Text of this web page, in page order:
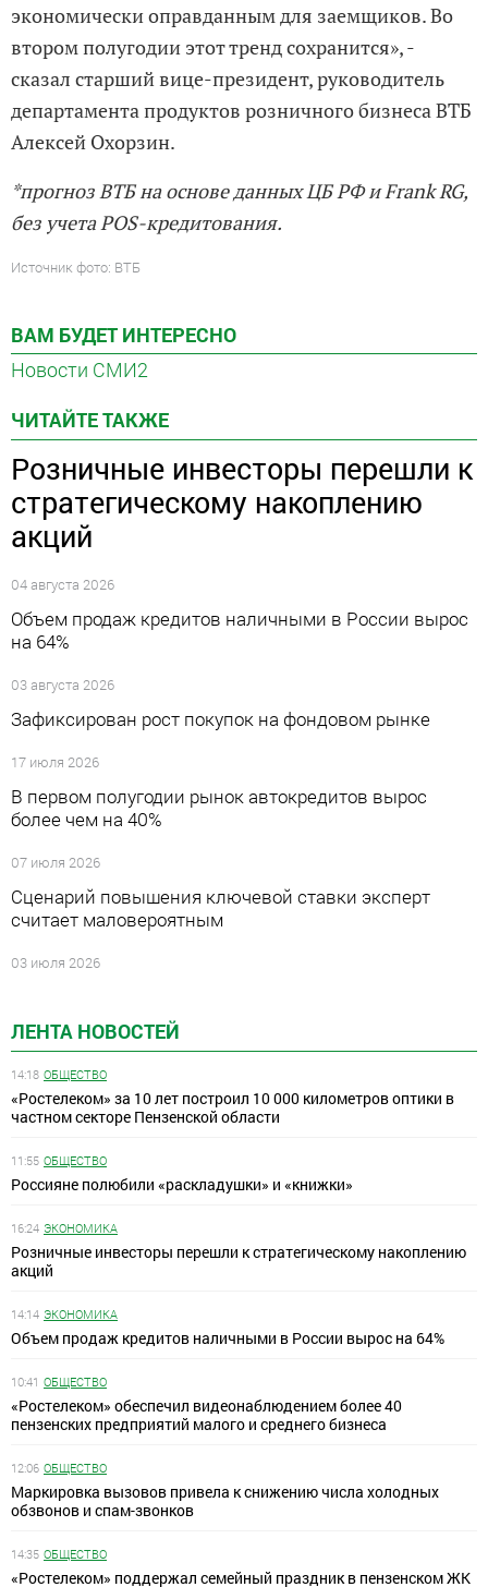
ЛЕНТА НОВОСТЕЙ
14:18 ОБЩЕСТВО
«Ростелеком» за 10 лет построил 10 000 километров оптики в
частном секторе Пензенской области
11:55 ОБЩЕСТВО
Россияне полюбили «раскладушки» и «книжки»
16:24 ЭКОНОМИКА
Розничные инвесторы перешли к стратегическому накоплению
акций
14:14 ЭКОНОМИКА
Объем продаж кредитов наличными в России вырос на 64%
10:41 ОБЩЕСТВО
«Ростелеком» обеспечил видеонаблюдением более 40
пензенских предприятий малого и среднего бизнеса
12:06 ОБЩЕСТВО
Маркировка вызовов привела к снижению числа холодных
обзвонов и спам-звонков
14:35 ОБЩЕСТВО
«Ростелеком» поддержал семейный праздник в пензенском ЖК
экономически оправданным для заемщиков. Во
втором полугодии этот тренд сохранится», -
сказал старший вице-президент, руководитель
департамента продуктов розничного бизнеса ВТБ
Алексей Охорзин.
*прогноз ВТБ на основе данных ЦБ РФ и Frank RG,
без учета POS-кредитования.
Источник фото: ВТБ
ВАМ БУДЕТ ИНТЕРЕСНО
Новости СМИ2
ЧИТАЙТЕ ТАКЖЕ
Розничные инвесторы перешли к
стратегическому накоплению
акций
04 августа 2026
Объем продаж кредитов наличными в России вырос
на 64%
03 августа 2026
Зафиксирован рост покупок на фондовом рынке
17 июля 2026
В первом полугодии рынок автокредитов вырос
более чем на 40%
07 июля 2026
Сценарий повышения ключевой ставки эксперт
считает маловероятным
03 июля 2026